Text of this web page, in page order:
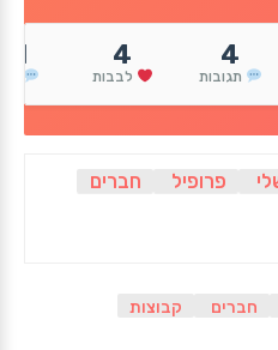
4
תגובות
4
לבבות
11
פרופיל חברים
חברים קבוצות